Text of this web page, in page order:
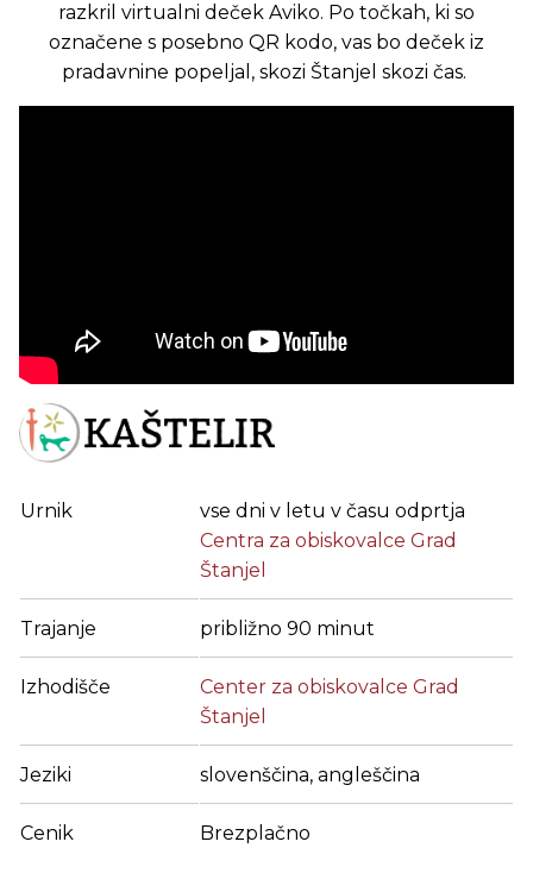
razkril virtualni deček Aviko. Po točkah, ki so
označene s posebno QR kodo, vas bo deček iz
pradavnine popeljal, skozi Štanjel skozi čas.
Urnik
vse dni v letu v času odprtja
Centra za obiskovalce Grad
Štanjel
Trajanje približno 90 minut
Izhodišče
Center za obiskovalce Grad
Štanjel
Jeziki slovenščina, angleščina
Cenik Brezplačno